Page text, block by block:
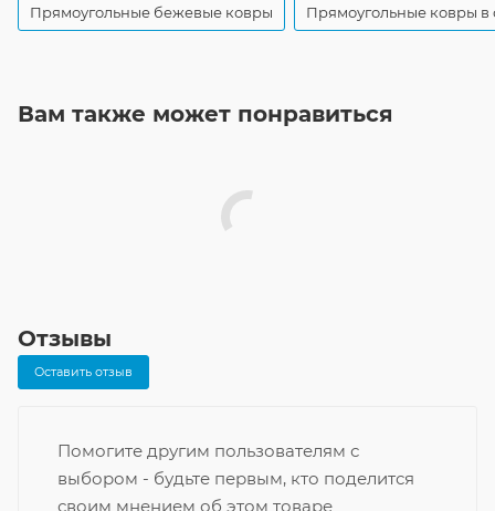
Прямоугольные бежевые ковры Прямоугольные ковры в
Вам также может понравиться
Отзывы
Оставить отзыв
Помогите другим пользователям с
выбором - будьте первым, кто поделится
своим мнением об этом товаре